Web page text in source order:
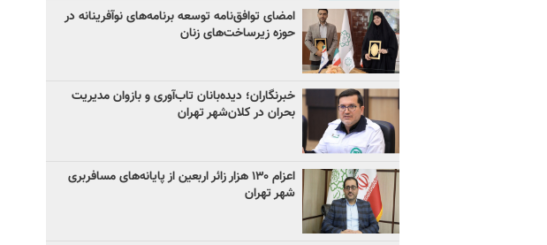
امضای توافق‌نامه توسعه برنامه‌های نوآفرینانه در
حوزه زیرساخت‏‌های زنان
خبرنگاران؛ دیده‌بانان تاب‌آوری و بازوان مدیریت
بحران در کلان‌شهر تهران
اعزام ۱۳۰ هزار زائر اربعین از پایانه‌های مسافربری
شهر تهران